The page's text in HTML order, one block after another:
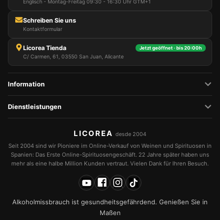
Englisch - Montag-Freitag 09:30 - 16:30 Uhr GTM+1
Schreiben Sie uns
Kontaktformular
Licorea Tienda Jetzt geöffnet · bis 20:00h
C/ Carmen, 61, 03550 San Juan, Alicante
Information
Dienstleistungen
LICOREA desde 2004
Seit 2004 sind wir Pioniere im Online-Verkauf von Weinen und Spirituosen in
Spanien: Das Erste Online-Spirituosengeschäft. 22 Jahre später haben uns
mehr als eine halbe Million Kunden vertraut. Vielen Dank für Ihren Besuch.
Alkoholmissbrauch ist gesundheitsgefährdend. Genießen Sie in
Maßen